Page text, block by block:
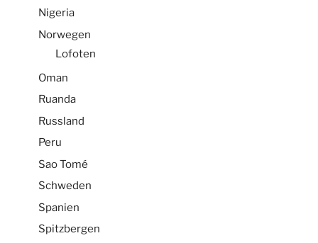
Nigeria
Norwegen
Lofoten
Oman
Ruanda
Russland
Peru
Sao Tomé
Schweden
Spanien
Spitzbergen